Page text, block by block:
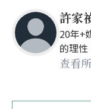
許家
20年+
的理性
查看